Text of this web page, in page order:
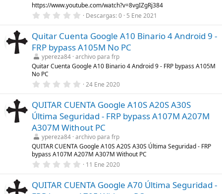
l
a
(
s
)
https://www.youtube.com/watch?v=8vgIZgRj384
0
0
0
e
s
t
r
e
s
Descargas 0 5 Ene 2021
Quitar Cuenta Google A10 Binario 4 Android 9 -
FRP bypass A105M No PC
ypereza84 archivo para frp
Quitar Cuenta Google A10 Binario 4 Android 9 - FRP bypass A105M
No PC
0
0
0
e
s
t
r
e
l
l
a
s
)
24 Ene 2020
QUITAR CUENTA Google A10S A20S A30S
Última Seguridad - FRP bypass A107M A207M
A307M Without PC
ypereza84 archivo para frp
QUITAR CUENTA Google A10S A20S A30S Última Seguridad - FRP
bypass A107M A207M A307M Without PC
0
0
0
e
11 Ene 2020
QUITAR CUENTA Google A70 Última Seguridad -